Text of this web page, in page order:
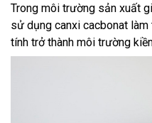
Trong môi trường sản xuất
sử dụng canxi cacbonat
tính trở thành môi trường